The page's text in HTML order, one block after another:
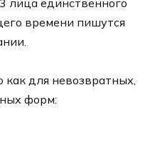
вре­ме­ни пишут­ся
как для невоз­врат­ных,
форм: